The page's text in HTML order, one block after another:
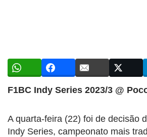
F1BC Indy Series 2023/3 @
A quarta-feira (22) foi de decisão
Indy Series, campeonato mais